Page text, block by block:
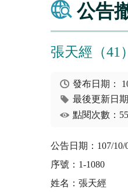
公告
張天經（41
發布日期：
最後更新日期
點閱次數：
公告日期：107/10/
序號：1-1080
姓名：張天經